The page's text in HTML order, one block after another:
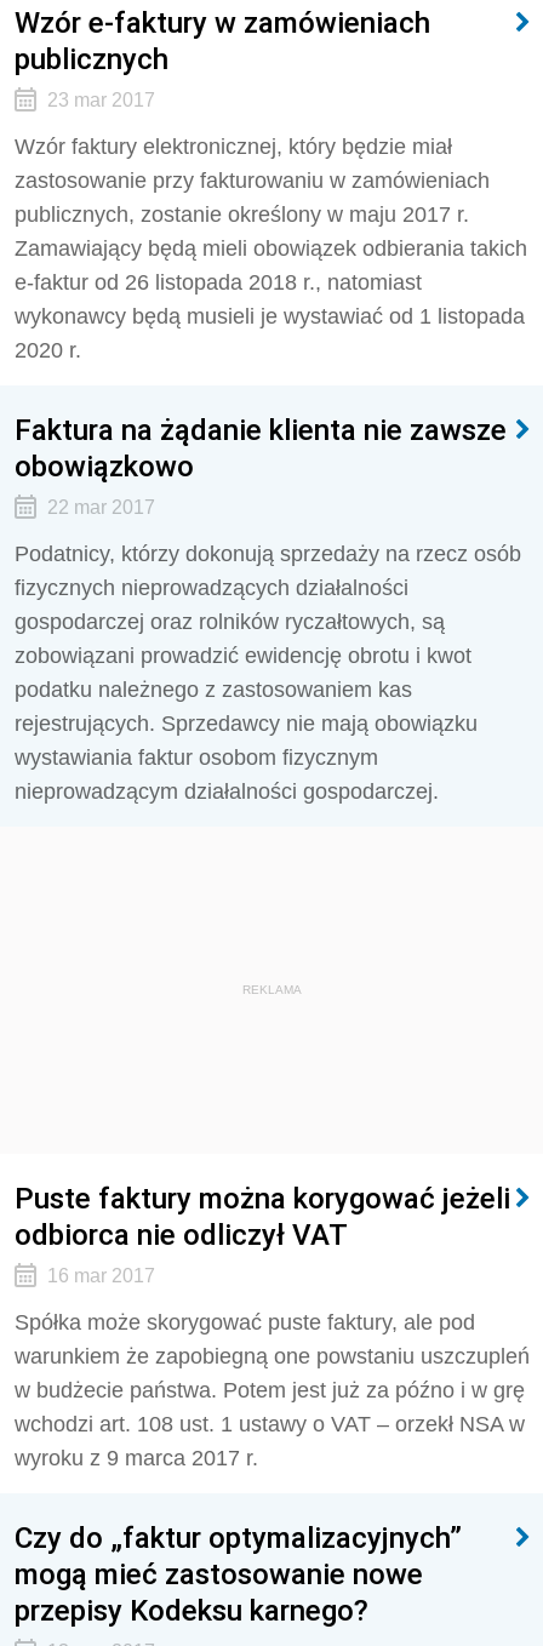
Wzór e-faktury w zamówieniach
publicznych
23 mar 2017
Wzór faktury elektronicznej, który będzie miał
zastosowanie przy fakturowaniu w zamówieniach
publicznych, zostanie określony w maju 2017 r.
Zamawiający będą mieli obowiązek odbierania takich
e-faktur od 26 listopada 2018 r., natomiast
wykonawcy będą musieli je wystawiać od 1 listopada
2020 r.
Faktura na żądanie klienta nie zawsze
obowiązkowo
22 mar 2017
Podatnicy, którzy dokonują sprzedaży na rzecz osób
fizycznych nieprowadzących działalności
gospodarczej oraz rolników ryczałtowych, są
zobowiązani prowadzić ewidencję obrotu i kwot
podatku należnego z zastosowaniem kas
rejestrujących. Sprzedawcy nie mają obowiązku
wystawiania faktur osobom fizycznym
nieprowadzącym działalności gospodarczej.
REKLAMA
Puste faktury można korygować jeżeli
odbiorca nie odliczył VAT
16 mar 2017
Spółka może skorygować puste faktury, ale pod
warunkiem że zapobiegną one powstaniu uszczupleń
w budżecie państwa. Potem jest już za późno i w grę
wchodzi art. 108 ust. 1 ustawy o VAT – orzekł NSA w
wyroku z 9 marca 2017 r.
Czy do „faktur optymalizacyjnych”
mogą mieć zastosowanie nowe
przepisy Kodeksu karnego?